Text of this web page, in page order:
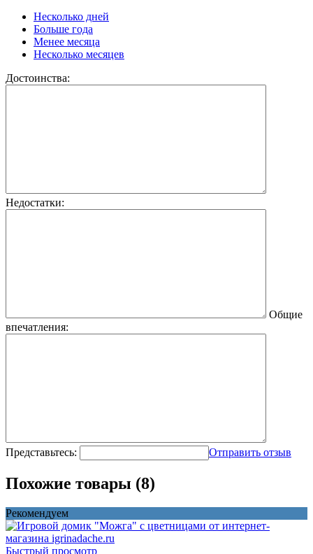
Несколько дней
Больше года
Менее месяца
Несколько месяцев
Достоинства:
Недостатки:
Общие
впечатления:
Представьтесь: Отправить отзыв
Похожие товары (8)
Рекомендуем
Быстрый просмотр